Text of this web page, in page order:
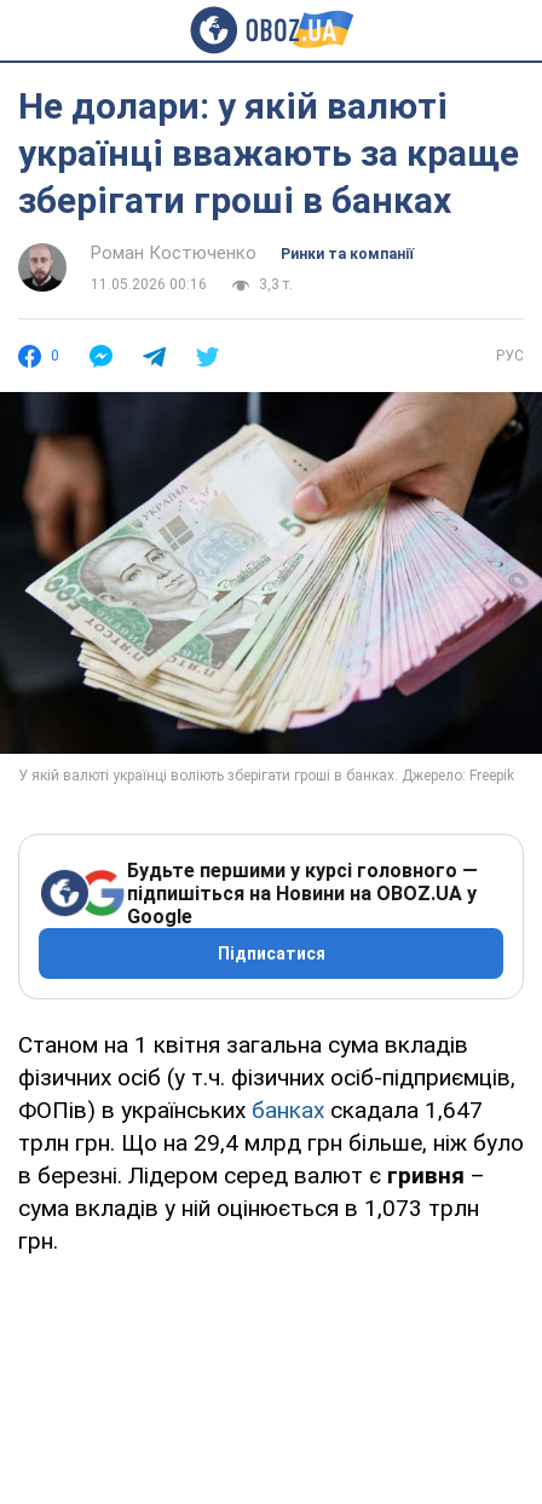
Не долари: у якій валюті
українці вважають за краще
зберігати гроші в банках
Роман Костюченко
Ринки та компанії
11.05.2026 00:16
3,3 т.
0 РУС
Будьте першими у курсі головного —
підпишіться на Новини на OBOZ.UA у
Google
Підписатися
Станом на 1 квітня загальна сума вкладів
фізичних осіб (у т.ч. фізичних осіб-підприємців,
ФОПів) в українських банках скадала 1,647
трлн грн. Що на 29,4 млрд грн більше, ніж було
в березні. Лідером серед валют є гривня –
сума вкладів у ній оцінюється в 1,073 трлн
грн.